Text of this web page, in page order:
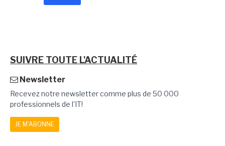
SUIVRE TOUTE L'ACTUALITÉ
Newsletter
Recevez notre newsletter comme plus de 50 000
professionnels de l'IT!
JE M'ABONNE